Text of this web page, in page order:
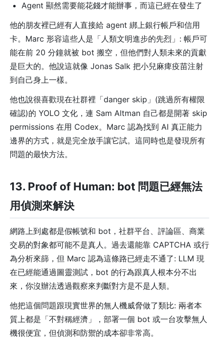
Agent 顯然需要能花錢才能辦事，而這已經在發生了
他的朋友裡已經有人直接給 agent 綁上銀行帳戶和信用
卡。Marc 形容這些人是「人類文明進步的先烈」: 帳戶可
能在前 20 分鐘就被 bot 搬空，但他們對人類未來的貢獻
是巨大的。他說這就像 Jonas Salk 把小兒麻痺疫苗注射
到自己身上一樣。
他也說很喜歡現在社群裡「danger skip」(跳過所有權限
確認)的 YOLO 文化，連 Sam Altman 自己都是開著 skip
permissions 在用 Codex。Marc 認為找到 AI 真正能力
邊界的方式，就是完全放手讓它試。這同時也是發現所有
問題的最快方法。
13. Proof of Human: bot 問題已經無法
用偵測來解決
網路上到處都是假帳號和 bot，社群平台、評論區、商業
交易的對象都可能不是真人。過去還能靠 CAPTCHA 或行
為分析來篩，但 Marc 認為這條路已經走不通了: LLM 現
在已經能通過圖靈測試，bot 的行為跟真人根本分不出
來，你沒辦法透過觀察來判斷對方是不是人類。
他把這個問題跟現實世界的無人機威脅做了類比: 兩者本
質上都是「不對稱經濟」，部署一個 bot 或一台攻擊無人
機很便宜，但偵測和防禦的成本卻非常高。